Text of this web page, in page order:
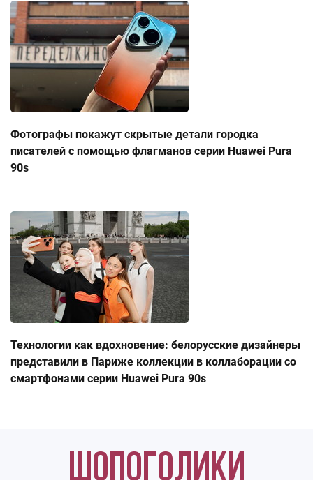
Фотографы покажут скрытые детали городка
писателей с помощью флагманов серии Huawei Pura
90s
Технологии как вдохновение: белорусские дизайнеры
представили в Париже коллекции в коллаборации со
смартфонами серии Huawei Pura 90s